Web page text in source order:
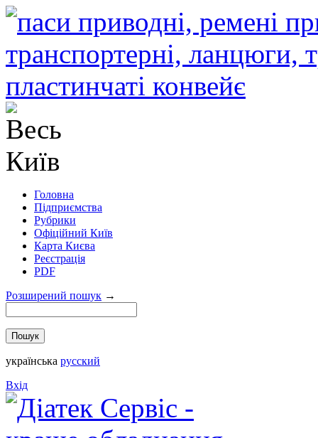
Головна
Підприємства
Рубрики
Офіційний Київ
Карта Києва
Реєстрація
PDF
Розширений пошук →
українська русский
Вхід